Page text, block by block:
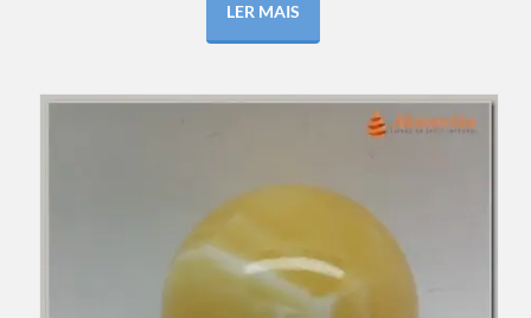
LER MAIS